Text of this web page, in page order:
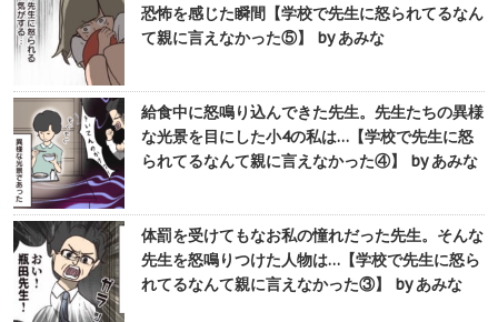
恐怖を感じた瞬間【学校で先生に怒られてるなん
て親に言えなかった⑤】 by あみな
給食中に怒鳴り込んできた先生。先生たちの異様
な光景を目にした小4の私は…【学校で先生に怒
られてるなんて親に言えなかった④】 by あみな
体罰を受けてもなお私の憧れだった先生。そんな
先生を怒鳴りつけた人物は…【学校で先生に怒ら
れてるなんて親に言えなかった③】 by あみな